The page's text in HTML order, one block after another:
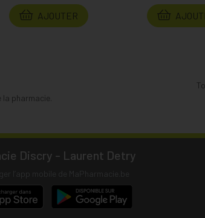
AJOUTER
pharmacie.
Discry - Laurent Detry